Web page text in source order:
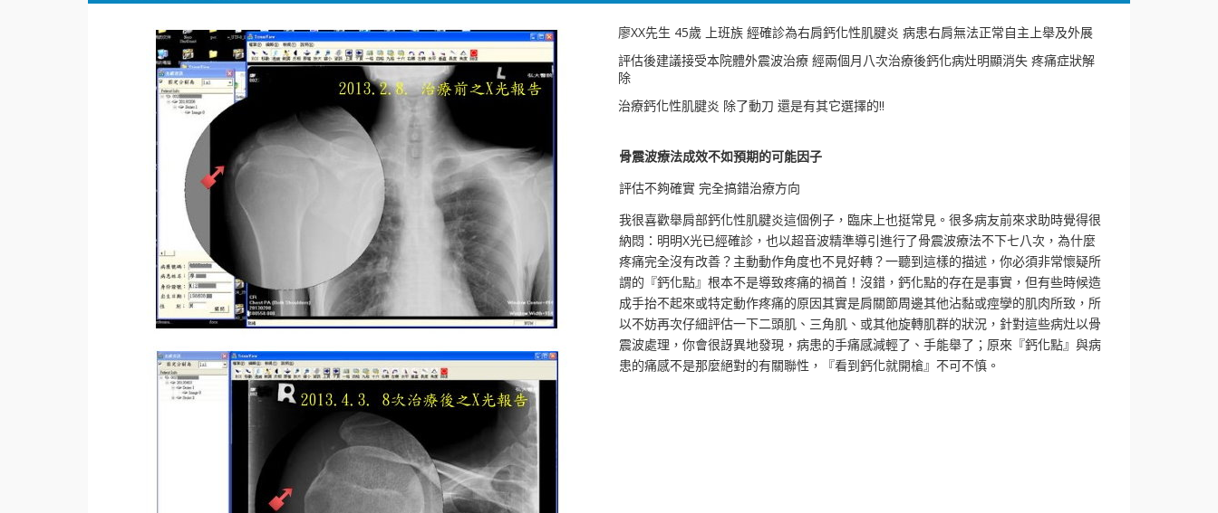
廖XX先生 45歲 上班族 經確診為右肩鈣化性肌腱炎 病患右肩無法正常自主上舉及外展
評估後建議接受本院體外震波治療 經兩個月八次治療後鈣化病灶明顯消失 疼痛症狀解
除
治療鈣化性肌腱炎 除了動刀 還是有其它選擇的!!
骨震波療法成效不如預期的可能因子
評估不夠確實 完全搞錯治療方向
我很喜歡舉肩部鈣化性肌腱炎這個例子，臨床上也挺常見。很多病友前來求助時覺得很
納悶：明明X光已經確診，也以超音波精準導引進行了骨震波療法不下七八次，為什麼
疼痛完全沒有改善？主動動作角度也不見好轉？一聽到這樣的描述，你必須非常懷疑所
謂的『鈣化點』根本不是導致疼痛的禍首！沒錯，鈣化點的存在是事實，但有些時候造
成手抬不起來或特定動作疼痛的原因其實是肩關節周邊其他沾黏或痙孿的肌肉所致，所
以不妨再次仔細評估一下二頭肌、三角肌、或其他旋轉肌群的狀況，針對這些病灶以骨
震波處理，你會很訝異地發現，病患的手痛感減輕了、手能舉了；原來『鈣化點』與病
患的痛感不是那麼絕對的有關聯性 ，『看到鈣化就開槍』不可不慎。